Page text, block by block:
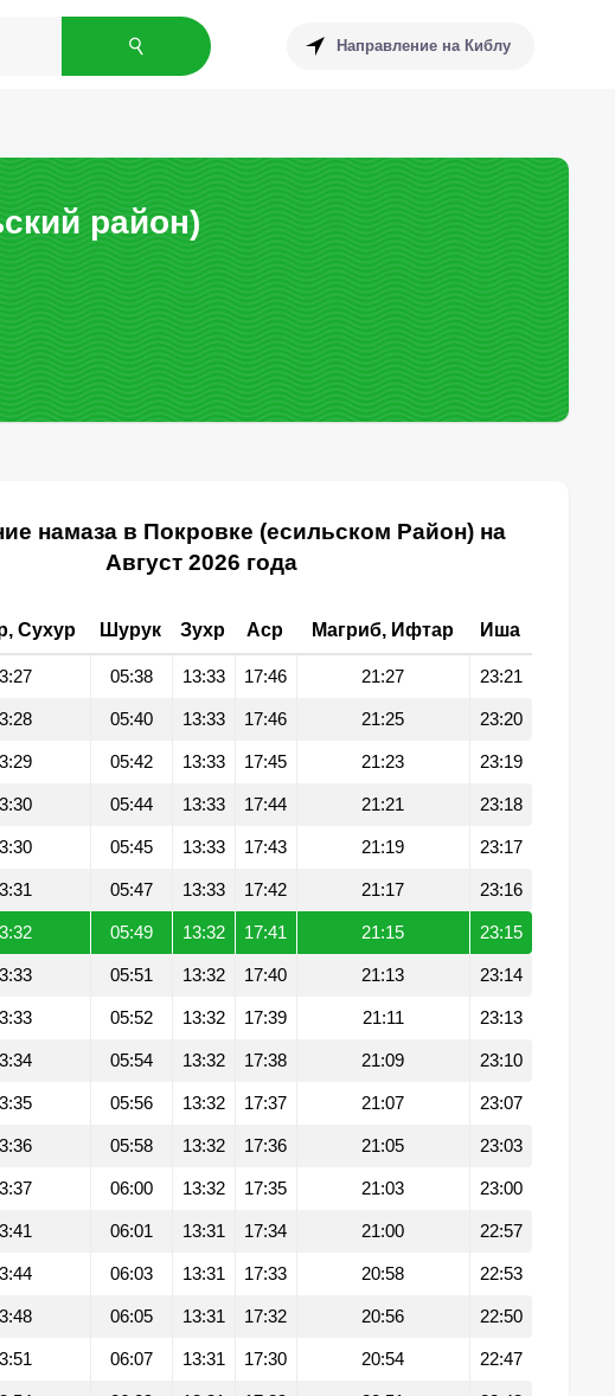
Направление на Киблу
район)
намаза в Покровке (есильском Район) на
Август 2026 года
Сухур Шурук Зухр Аср Магриб, Ифтар Иша
05:38 13:33 17:46 21:27 23:21
05:40 13:33 17:46 21:25 23:20
05:42 13:33 17:45 21:23 23:19
05:44 13:33 17:44 21:21 23:18
05:45 13:33 17:43 21:19 23:17
05:47 13:33 17:42 21:17 23:16
05:49 13:32 17:41 21:15 23:15
05:51 13:32 17:40 21:13 23:14
05:52 13:32 17:39 21:11 23:13
05:54 13:32 17:38 21:09 23:10
05:56 13:32 17:37 21:07 23:07
05:58 13:32 17:36 21:05 23:03
06:00 13:32 17:35 21:03 23:00
06:01 13:31 17:34 21:00 22:57
06:03 13:31 17:33 20:58 22:53
06:05 13:31 17:32 20:56 22:50
06:07 13:31 17:30 20:54 22:47